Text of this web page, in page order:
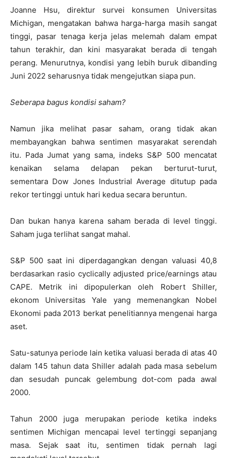
Joanne Hsu, direktur survei konsumen Universitas
Michigan, mengatakan bahwa harga-harga masih sangat
tinggi, pasar tenaga kerja jelas melemah dalam empat
tahun terakhir, dan kini masyarakat berada di tengah
perang. Menurutnya, kondisi yang lebih buruk dibanding
Juni 2022 seharusnya tidak mengejutkan siapa pun.
Seberapa bagus kondisi saham?
Namun jika melihat pasar saham, orang tidak akan
membayangkan bahwa sentimen masyarakat serendah
itu. Pada Jumat yang sama, indeks S&P 500 mencatat
kenaikan selama delapan pekan berturut-turut,
sementara Dow Jones Industrial Average ditutup pada
rekor tertinggi untuk hari kedua secara beruntun.
Dan bukan hanya karena saham berada di level tinggi.
Saham juga terlihat sangat mahal.
S&P 500 saat ini diperdagangkan dengan valuasi 40,8
berdasarkan rasio cyclically adjusted price/earnings atau
CAPE. Metrik ini dipopulerkan oleh Robert Shiller,
ekonom Universitas Yale yang memenangkan Nobel
Ekonomi pada 2013 berkat penelitiannya mengenai harga
aset.
Satu-satunya periode lain ketika valuasi berada di atas 40
dalam 145 tahun data Shiller adalah pada masa sebelum
dan sesudah puncak gelembung dot-com pada awal
2000.
Tahun 2000 juga merupakan periode ketika indeks
sentimen Michigan mencapai level tertinggi sepanjang
masa. Sejak saat itu, sentimen tidak pernah lagi